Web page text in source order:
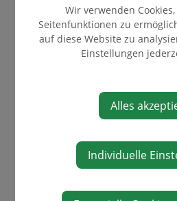
VERWALTUNG
MITARBEITER
ÜBER DIE GEMEINDE
Wir verwenden
Seitenfunktionen zu
auf diese Website zu
Einstellungen
Alles
Individuelle